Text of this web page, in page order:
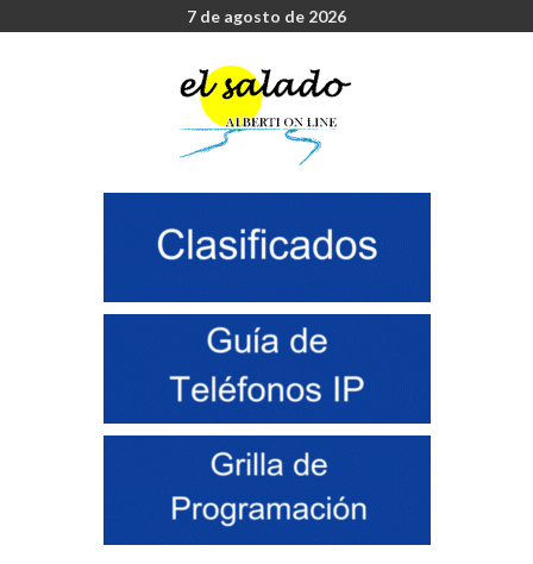
7 de agosto de 2026